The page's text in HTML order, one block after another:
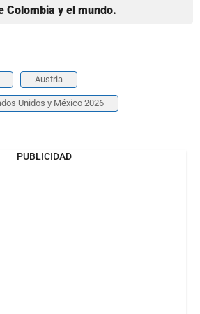
Colombia y el mundo.
Austria
Unidos y México 2026
PUBLICIDAD